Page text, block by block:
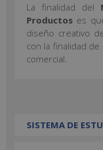
La finalidad del
Productos es
diseño creativo
con la finalidad
comercial.
SISTEMA DE